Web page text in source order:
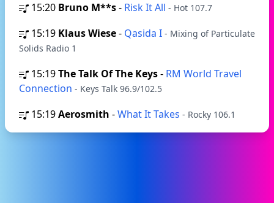
15:20 Bruno M**s- Risk It All - Hot 107.7
15:19 Klaus Wiese- Qasida I - Mixing of Particulate
Solids Radio 1
15:19The Talk Of The Keys- RM World Travel
Connection - Keys Talk 96.9/102.5
15:19Aerosmith -What It Takes - Rocky 106.1